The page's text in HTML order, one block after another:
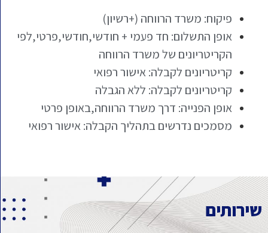
פיקוח: משרד הרווחה (+רשיון)
אופן התשלום: חד פעמי + חודשי,חודשי,פרטי,לפי
הקריטריונים של משרד הרווחה
קריטריונים לקבלה: אישור רפואי
קריטריונים לקבלה: ללא הגבלה
אופן הפנייה: דרך משרד הרווחה,באופן פרטי
מסמכים נדרשים בתהליך הקבלה: אישור רפואי